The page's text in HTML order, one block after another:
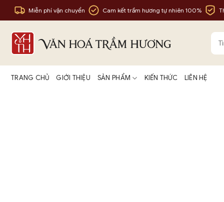
qua
dung
Miễn phí vận chuyển Cam kết trầm hương tự nhiên 100%
TRANG CHỦ GIỚI THIỆU SẢN PHẨM KIẾN THỨC LIÊN HỆ